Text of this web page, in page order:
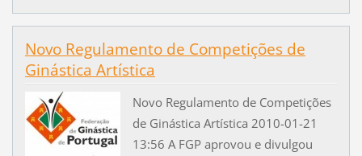
Novo Regulamento de Competições de
Ginástica Artística
Novo Regulamento de Competições
de Ginástica Artística 2010-01-21
13:56 A FGP aprovou e divulgou